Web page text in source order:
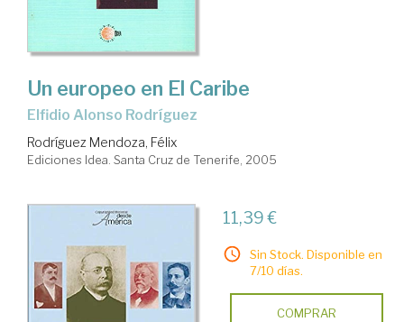
Un europeo en El Caribe
Elfidio Alonso Rodríguez
Rodríguez Mendoza, Félix
Ediciones Idea. Santa Cruz de Tenerife, 2005
11,39 €
Sin Stock. Disponible en
7/10 días.
COMPRAR